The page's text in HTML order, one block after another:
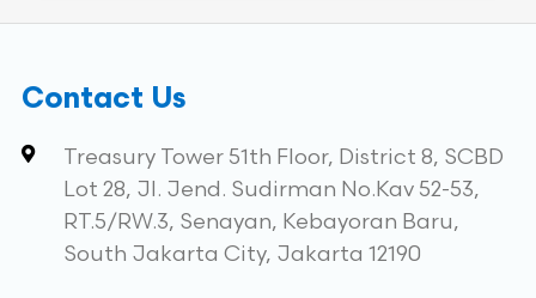
Contact Us
Treasury Tower 51th Floor, District 8, SCBD
Lot 28, Jl. Jend. Sudirman No.Kav 52-53,
RT.5/RW.3, Senayan, Kebayoran Baru,
South Jakarta City, Jakarta 12190